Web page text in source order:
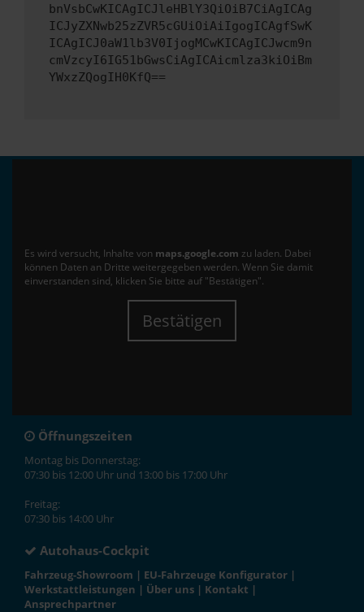
bnVsbCwKICAgICJleHBlY3QiOiB7CiAgICAg
ICJyZXNwb25zZVR5cGUiOiAiIgogICAgfSwK
ICAgICJ0aW1lb3V0IjogMCwKICAgICJwcm9n
cmVzcyI6IG51bGwsCiAgICAicmlza3kiOiBm
YWxzZQogIH0KfQ==
Es wird versucht, Inhalte von maps.google.com zu laden. Dabei
können Daten an Dritte weitergegeben werden. Wenn Sie damit
einverstanden sind, klicken Sie bitte auf "Bestätigen".
Bestätigen
Öffnungszeiten
Montag bis Donnerstag:
07:30 bis 12:00 Uhr und 13:00 bis 17:00 Uhr
Freitag:
07:30 bis 14:00 Uhr
Autohaus-Cockpit
Fahrzeug-Showroom | EU-Fahrzeuge Konfigurator |
Werkstattleistungen | Über uns | Kontakt |
Ansprechpartner